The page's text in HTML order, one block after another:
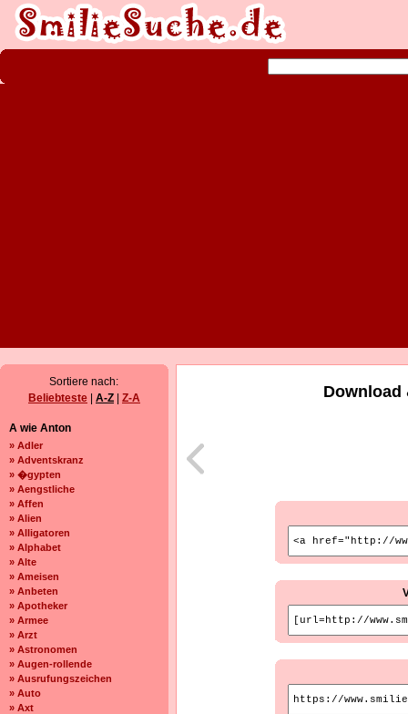
Sortiere nach:
Beliebteste
A-Z Z-A
A wie Anton
» Adler
» Adventskranz
» �gypten
» Aengstliche
» Affen
» Alien
» Alligatoren
» Alphabet
» Alte
» Ameisen
» Anbeten
» Apotheker
» Armee
» Arzt
» Astronomen
» Augen-rollende
» Ausrufungszeichen
» Auto
» Axt